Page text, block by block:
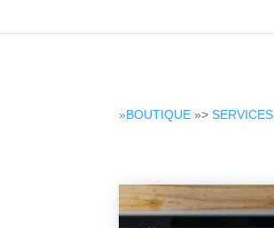
»BOUTIQUE »>SERVICES